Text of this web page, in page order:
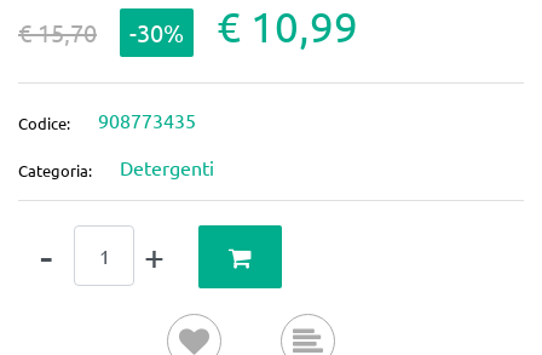
€ 15,70 -30% € 10,99
Codice: 908773435
Categoria: Detergenti